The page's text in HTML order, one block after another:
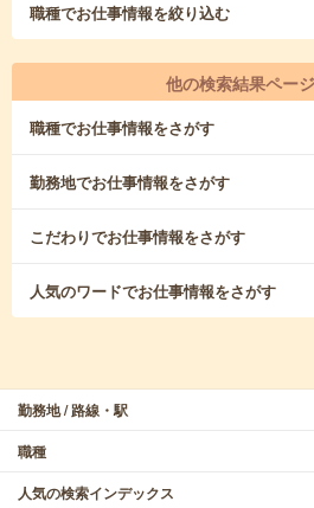
職種でお仕事情報を絞り込む
他の検索結果ペー
職種でお仕事情報をさがす
勤務地でお仕事情報をさがす
こだわりでお仕事情報をさがす
人気のワードでお仕事情報をさがす
勤務地 / 路線・駅
職種
人気の検索インデックス